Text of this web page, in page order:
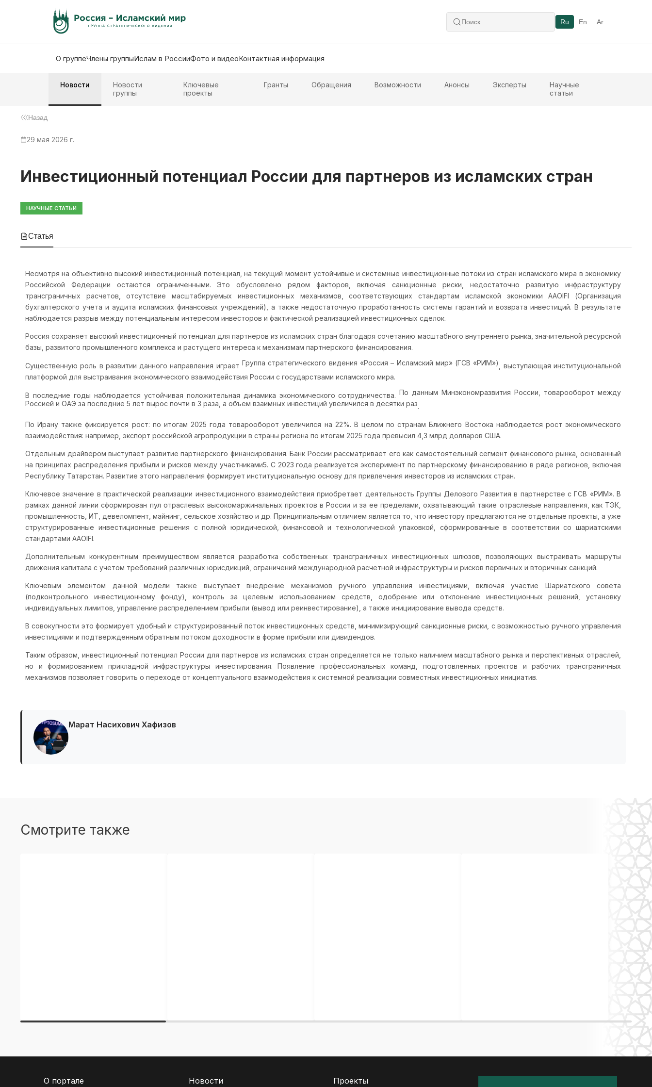
Ru En Ar
О группеЧлены группыИслам в РоссииФото и видеоКонтактная информация
Новости
Новости
группы
Ключевые
проекты
Гранты Обращения Возможности Анонсы Эксперты
Научные
статьи
Назад
29 мая 2026 г.
Инвестиционный потенциал России для партнеров из исламских стран
НАУЧНЫЕ СТАТЬИ
Статья
Несмотря на объективно высокий инвестиционный потенциал, на текущий момент устойчивые и системные инвестиционные потоки из стран исламского мира в экономику
Российской Федерации остаются ограниченными. Это обусловлено рядом факторов, включая санкционные риски, недостаточно развитую инфраструктуру
трансграничных расчетов, отсутствие масштабируемых инвестиционных механизмов, соответствующих стандартам исламской экономики AAOIFI (Организация
бухгалтерского учета и аудита исламских финансовых учреждений), а также недостаточную проработанность системы гарантий и возврата инвестиций. В результате
наблюдается разрыв между потенциальным интересом инвесторов и фактической реализацией инвестиционных сделок.
Россия сохраняет высокий инвестиционный потенциал для партнеров из исламских стран благодаря сочетанию масштабного внутреннего рынка, значительной ресурсной
базы, развитого промышленного комплекса и растущего интереса к механизмам партнерского финансирования.
Существенную роль в развитии данного направления играетГруппа стратегического видения «Россия – Исламский мир» (ГСВ «РИМ»)
, выступающая институциональной
платформой для выстраивания экономического взаимодействия России с государствами исламского мира.
В последние годы наблюдается устойчивая положительная динамика экономического сотрудничества.По данным Минэкономразвития России, товарооборот между
Россией и ОАЭ за последние 5 лет вырос почти в 3 раза, а объем взаимных инвестиций увеличился в десятки раз.
По Ирану также фиксируется рост: по итогам 2025 года товарооборот увеличился на 22%. В целом по странам Ближнего Востока наблюдается рост экономического
взаимодействия: например, экспорт российской агропродукции в страны региона по итогам 2025 года превысил 4,3 млрд долларов США.
Отдельным драйвером выступает развитие партнерского финансирования. Банк России рассматривает его как самостоятельный сегмент финансового рынка, основанный
на принципах распределения прибыли и рисков между участниками5. С 2023 года реализуется эксперимент по партнерскому финансированию в ряде регионов, включая
Республику Татарстан. Развитие этого направления формирует институциональную основу для привлечения инвесторов из исламских стран.
Ключевое значение в практической реализации инвестиционного взаимодействия приобретает деятельность Группы Делового Развития в партнерстве с ГСВ «РИМ». В
рамках данной линии сформирован пул отраслевых высокомаржинальных проектов в России и за ее пределами, охватывающий такие отраслевые направления, как ТЭК,
промышленность, ИТ, девеломпент, майнинг, сельское хозяйство и др. Принципиальным отличием является то, что инвестору предлагаются не отдельные проекты, а уже
структурированные инвестиционные решения с полной юридической, финансовой и технологической упаковкой, сформированные в соответствии со шариатскими
стандартами AAOIFI.
Дополнительным конкурентным преимуществом является разработка собственных трансграничных инвестиционных шлюзов, позволяющих выстраивать маршруты
движения капитала с учетом требований различных юрисдикций, ограничений международной расчетной инфраструктуры и рисков первичных и вторичных санкций.
Ключевым элементом данной модели также выступает внедрение механизмов ручного управления инвестициями, включая участие Шариатского совета
(подконтрольного инвестиционному фонду), контроль за целевым использованием средств, одобрение или отклонение инвестиционных решений, установку
индивидуальных лимитов, управление распределением прибыли (вывод или реинвестирование), а также инициирование вывода средств.
В совокупности это формирует удобный и структурированный поток инвестиционных средств, минимизирующий санкционные риски, с возможностью ручного управления
инвестициями и подтвержденным обратным потоком доходности в форме прибыли или дивидендов.
Таким образом, инвестиционный потенциал России для партнеров из исламских стран определяется не только наличием масштабного рынка и перспективных отраслей,
но и формированием прикладной инфраструктуры инвестирования. Появление профессиональных команд, подготовленных проектов и рабочих трансграничных
механизмов позволяет говорить о переходе от концептуального взаимодействия к системной реализации совместных инвестиционных инициатив.
Марат Насихович Хафизов
Смотрите также
О портале Новости Проекты